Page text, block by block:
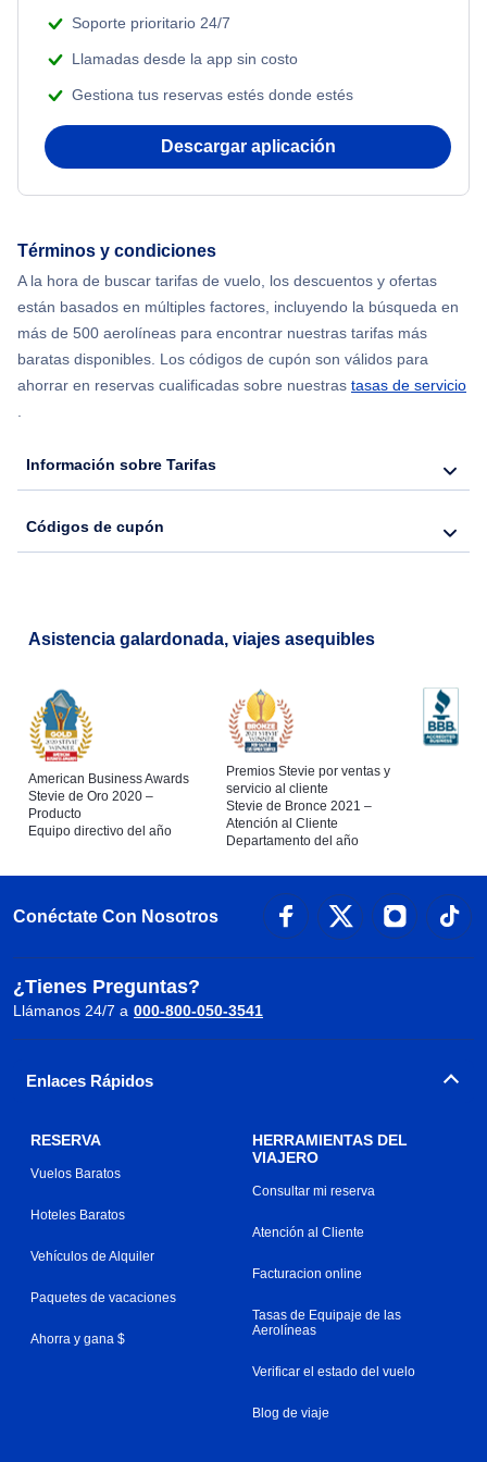
Flights Under $99
Beach Vacations
Soporte prioritario 24/7
Llamadas desde la app sin costo
Gestiona tus reservas estés donde estés
Descargar aplicación
Términos y condiciones
A la hora de buscar tarifas de vuelo, los descuentos y ofertas
están basados en múltiples factores, incluyendo la búsqueda en
más de 500 aerolíneas para encontrar nuestras tarifas más
baratas disponibles. Los códigos de cupón son válidos para
ahorrar en reservas cualificadas sobre nuestras tasas de servicio
.
Información sobre Tarifas
Códigos de cupón
Asistencia galardonada, viajes asequibles
American Business Awards
Stevie de Oro 2020 –
Producto
Equipo directivo del año
Premios Stevie por ventas y
servicio al cliente
Stevie de Bronce 2021 –
Atención al Cliente
Departamento del año
Conéctate Con Nosotros
¿Tienes Preguntas?
Llámanos 24/7 a 000-800-050-3541
Enlaces Rápidos
RESERVA
Vuelos Baratos
Hoteles Baratos
Vehículos de Alquiler
Paquetes de vacaciones
Ahorra y gana $
HERRAMIENTAS DEL
VIAJERO
Consultar mi reserva
Atención al Cliente
Facturacion online
Tasas de Equipaje de las
Aerolíneas
Verificar el estado del vuelo
Blog de viaje